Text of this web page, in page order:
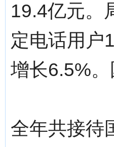
19.4亿元。
定电话用户
增长6.5%
全年共接待